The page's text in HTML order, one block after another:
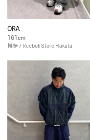
ORA
161cm
博多 / Reebok Store Hakata